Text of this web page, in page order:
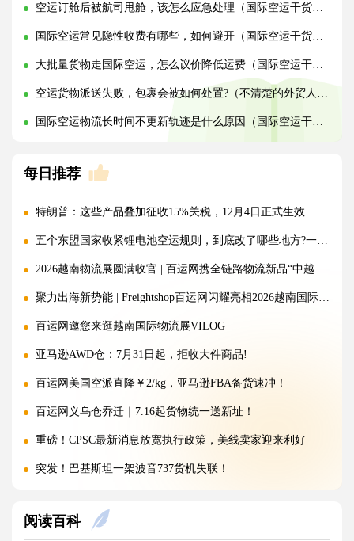
空运订舱后被航司甩舱，该怎么应急处理（国际空运干货知识分享）
国际空运常见隐性收费有哪些，如何避开（国际空运干货知识分享）
大批量货物走国际空运，怎么议价降低运费（国际空运干货知识分享）
空运货物派送失败，包裹会被如何处置?（不清楚的外贸人看过来）
国际空运物流长时间不更新轨迹是什么原因（国际空运干货知识分享）
每日推荐
特朗普：这些产品叠加征收15%关税，12月4日正式生效
五个东盟国家收紧锂电池空运规则，到底改了哪些地方?一文讲清!
2026越南物流展圆满收官 | 百运网携全链路物流新品“中越美专线”强势出圈！
聚力出海新势能 | Freightshop百运网闪耀亮相2026越南国际物流展
百运网邀您来逛越南国际物流展VILOG
亚马逊AWD仓：7月31日起，拒收大件商品!
百运网美国空派直降￥2/kg，亚马逊FBA备货速冲！
百运网义乌仓乔迁｜7.16起货物统一送新址！
重磅！CPSC最新消息放宽执行政策，美线卖家迎来利好
突发！巴基斯坦一架波音737货机失联！
海运价格九连涨，外贸企业称一周一涨扛不住!
阅读百科